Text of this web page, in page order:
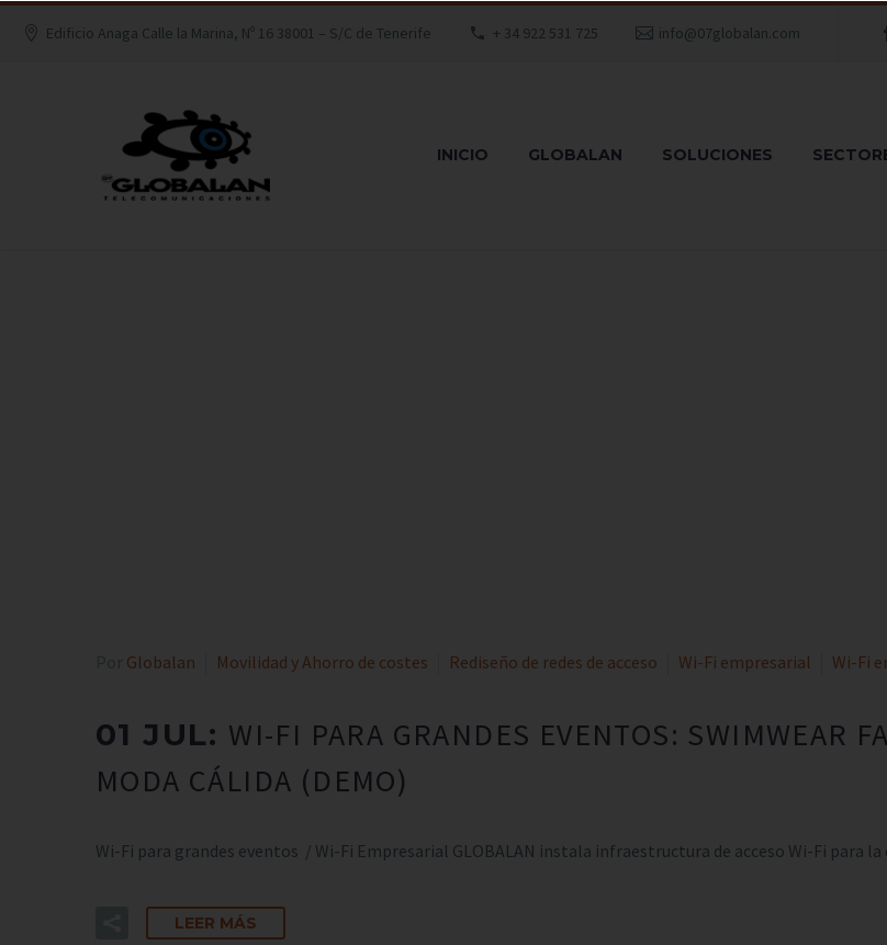
Edificio Anaga Calle la Marina, Nº 16 38001 – S/C de Tenerife + 34 922 531 725 info@07globalan.com
INICIO GLOBALAN SOLUCIONES
Globalan Movilidad y Ahorro de costes Rediseño de redes de acceso Wi-Fi empresarial Wi-Fi
01 JUL: WI-FI PARA GRANDES EVENTOS: SWIMWEAR
MODA CÁLIDA (DEMO)
Wi-Fi para grandes eventos / Wi-Fi Empresarial GLOBALAN instala infraestructura de acceso Wi-Fi para
LEER MÁS